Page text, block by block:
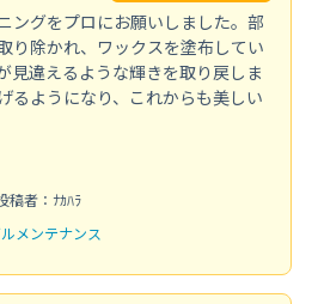
ングをプロにお願いしました。部
り除かれ、ワックスを塗布してい
見違えるような輝きを取り戻しま
るようになり、これからも美しい
稿者：ﾅｶﾊﾗ
メンテナンス